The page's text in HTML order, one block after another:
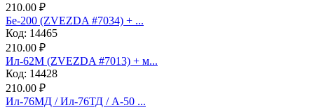
210.00 ₽
Бе-200 (ZVEZDA #7034) + ...
Код: 14465
210.00 ₽
Ил-62М (ZVEZDA #7013) + м...
Код: 14428
210.00 ₽
Ил-76МД / Ил-76ТД / А-50 ...